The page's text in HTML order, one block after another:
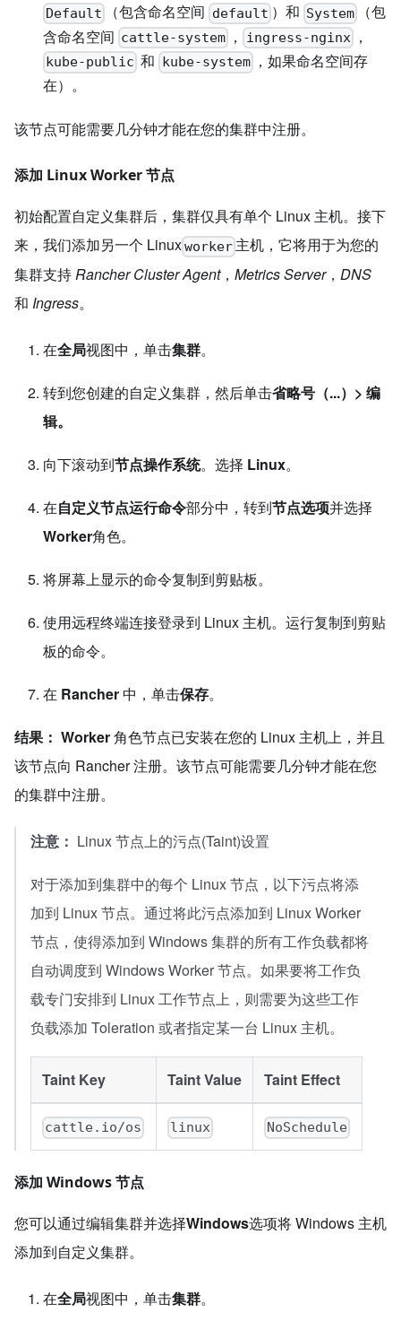
Default （包含命名空间 default ）和 System
（包
含命名空间 cattle-system ， ingress-nginx，
kube-public 和 kube-system，如果命名空间存
在）。
该节点可能需要几分钟才能在您的集群中注册。
添加 Linux Worker 节点
初始配置自定义集群后，集群仅具有单个 Linux 主机。接下
来，我们添加另一个 Linuxworker 主机，它将用于为您的
集群支持Rancher Cluster Agent， Metrics Server， DNS
和 Ingress。
在全局视图中，单击集群。
转到您创建的自定义集群，然后单击省略号（...）> 编
辑。
向下滚动到节点操作系统。选择 Linux。
在自定义节点运行命令部分中，转到节点选项并选择
Worker角色。
将屏幕上显示的命令复制到剪贴板。
使用远程终端连接登录到 Linux 主机。运行复制到剪贴
板的命令。
在 Rancher中，单击保存。
结果： Worker角色节点已安装在您的 Linux 主机上，并且
该节点向 Rancher 注册。该节点可能需要几分钟才能在您
的集群中注册。
注意： Linux 节点上的污点(Taint)设置
对于添加到集群中的每个 Linux 节点，以下污点将添
加到 Linux 节点。通过将此污点添加到 Linux Worker
节点，使得添加到 Windows 集群的所有工作负载都将
自动调度到 Windows Worker 节点。如果要将工作负
载专门安排到 Linux 工作节点上，则需要为这些工作
负载添加 Toleration 或者指定某一台 Linux 主机。
Taint Key Taint Value Taint Effect
cattle.io/os linux NoSchedule
添加 Windows 节点
您可以通过编辑集群并选择Windows选项将 Windows 主机
添加到自定义集群。
在全局视图中，单击集群。